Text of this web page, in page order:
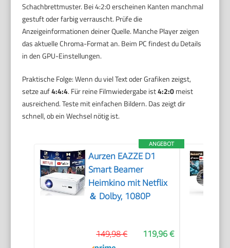
Schachbrettmuster. Bei 4:2:0 erscheinen Kanten manchmal
gestuft oder farbig verrauscht. Prüfe die
Anzeigeinformationen deiner Quelle. Manche Player zeigen
das aktuelle Chroma-Format an. Beim PC findest du Details
in den GPU-Einstellungen.
Praktische Folge: Wenn du viel Text oder Grafiken zeigst,
setze auf4:4:4. Für reine Filmwiedergabe ist4:2:0meist
ausreichend. Teste mit einfachen Bildern. Das zeigt dir
schnell, ob ein Wechsel nötig ist.
ANGEBOT
Aurzen EAZZE D1
Smart Beamer
Heimkino mit Netflix
＆ Dolby, 1080P
119,96 €
149,98 €